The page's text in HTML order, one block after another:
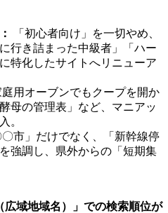
「初心者向け」を一切やめ、
行き詰まった中級者」「ハー
特化したサイトへリニューア
庭用オーブンでもクープを開か
母の管理表」など、マニアッ
。
〇市」だけでなく、「新幹線停
強調し、県外からの「短期集
域地域名）」での検索順位が